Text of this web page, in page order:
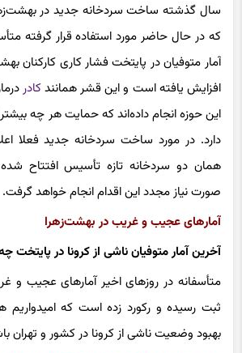
سال گذشته ساخت سردخانه جدید در
که در حال حاضر مورد استفاده قرار گرفته
آمار متوفیان در پایتخت فشار کاری
افزایش یافته است و این قشر همانندکادر
این حوزه انجام داده‌اند که حمایت هر چه
دارد. در مورد ساخت سردخانه جدید فعلا
همان دو سردخانه تازه تأسیس افتتاح
صورت نیاز مجدد این اقدام انجام خواهد گرفت.
آمارهای عجیب و غریب در بهشت‌زهرا
آخرین آمار متوفیان ناشی از کرونا در پایتخت
متأسفانه در روزهای اخیر آمارهای عجیب و
ثبت رسیده و رکورد زده است که
بهبود وضعیت ناشی از کرونا در کشور و تهران